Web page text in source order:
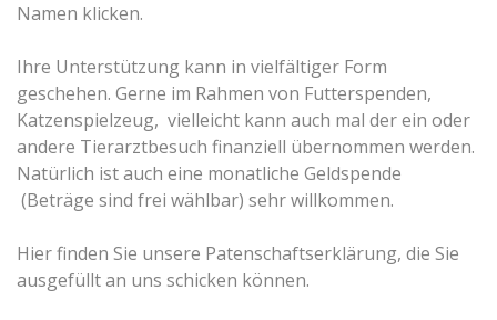
Namen klicken.
Ihre Unterstützung kann in vielfältiger Form
geschehen. Gerne im Rahmen von Futterspenden,
Katzenspielzeug, vielleicht kann auch mal der ein oder
andere Tierarztbesuch finanziell übernommen werden.
Natürlich ist auch eine monatliche Geldspende
(Beträge sind frei wählbar) sehr willkommen.
Hier finden Sie unsere Patenschaftserklärung, die Sie
ausgefüllt an uns schicken können.